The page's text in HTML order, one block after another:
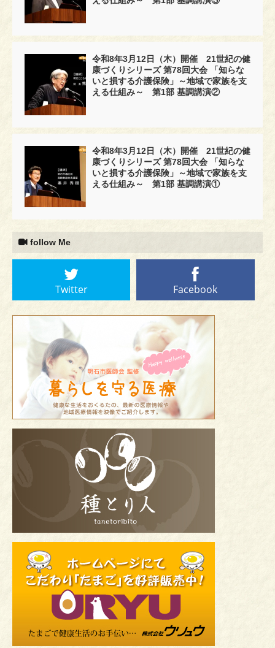
令和8年3月12日（木）開催 21世紀の健
康づくりシリーズ 第78回大会 「知らな
いと損する介護保険」～地域で家族を支
える仕組み～ 第1部 基調講演②
令和8年3月12日（木）開催 21世紀の健
康づくりシリーズ 第78回大会 「知らな
いと損する介護保険」～地域で家族を支
える仕組み～ 第1部 基調講演①
follow Me
Twitter Facebook